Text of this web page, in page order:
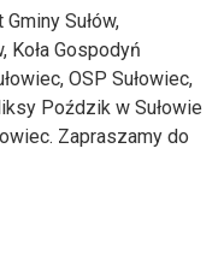
Sułów,
Koła Gospodyń
OSP Sułowiec,
Poździk w Sułowie
Zapraszamy do